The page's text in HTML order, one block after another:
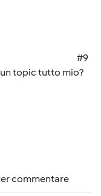
#9
un topic tutto mio?
commentare